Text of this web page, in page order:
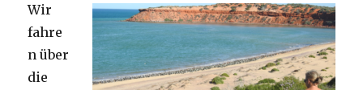
Wir
fahre
n über
die